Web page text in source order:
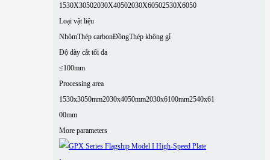
1530X30502030X40502030X60502530X6050
Loại vật liệu
NhômThép carbonĐồngThép không gỉ
Độ dày cắt tối đa
≤100mm
Processing area
1530x3050mm2030x4050mm2030x6100mm2540x61
00mm
More parameters